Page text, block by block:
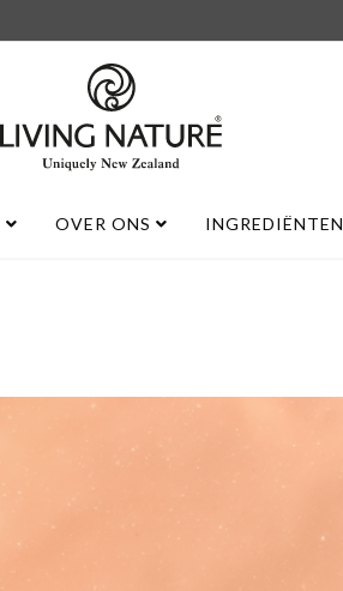
OVER ONS INGREDIËNTEN